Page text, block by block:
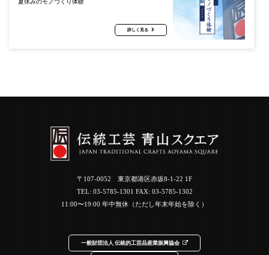
夏休みのモノづくり体験
詳しく見る
〒107-0052 東京都港区赤坂8-1-22 1F
TEL: 03-5785-1301 FAX: 03-5785-1302
11:00〜19:00 年中無休（ただし年末年始を除く）
一般財団法人 伝統的工芸品産業振興協会